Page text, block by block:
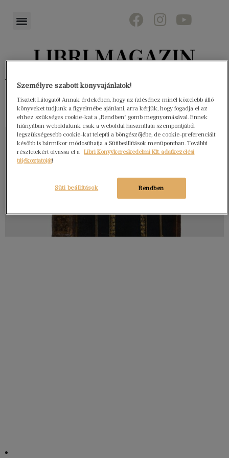
Személyre szabott könyvajánlatok!
Tisztelt Látogató! Annak érdekében, hogy az ízléséhez minél közelebb álló
könyveket tudjunk a figyelmébe ajánlani, arra kérjük, hogy fogadja el az
ehhez szükséges cookie-kat a „Rendben” gomb megnyomásával. Ennek
hiányában weboldalunk csak a weboldal használata szempontjából
legszükségesebb cookie-kat telepíti a böngészőjébe, de cookie-preferenciáit
később is bármikor módosíthatja a Sütibeállítások menüpontban. További
részletekért olvassa el a
Libri Könyvkereskedelmi Kft. adatkezelési
tájékoztatóját!
Rendben
Süti beállítások